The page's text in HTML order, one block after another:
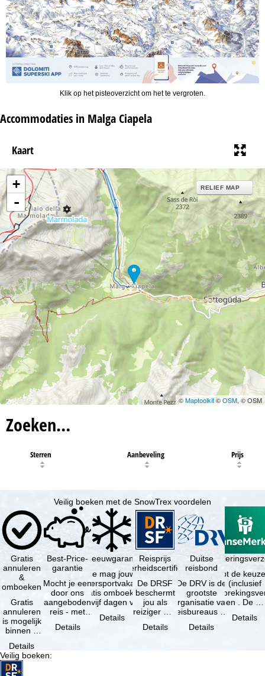
Klik op het pisteoverzicht om het te vergroten.
Accommodaties in Malga Ciapela
Kaart
+
-
RELIEF MAP
©Maptoolkit©OSM, © OSM
Zoeken…
Sterren Aanbeveling Prijs
Veilig boeken met de SnowTrex voordelen
Gratis
annuleren
&
omboeken
Gratis
annuleren
is mogelijk
binnen 5
de
boeking,
als jouw
Details
Best-Price-
garantie
Mocht je een
door ons
aangeboden
reis - met
beschikbaarheid
Details
Sneeuwgarantie
Je mag jouw
wintersportvakantie
gratis omboeken
als vijf dagen voor
Details
Reisprijs
zekerheidscertificaat
De DRSF
beschermt
jou als
reiziger met
pakketreis
Details
Duitse
reisbond
De DRV is de
grootste
organisatie van
reisbureaus en
in Duitsland. …
Details
Je hebt de
(inclusief
en . De …
Details
Veilig boeken: